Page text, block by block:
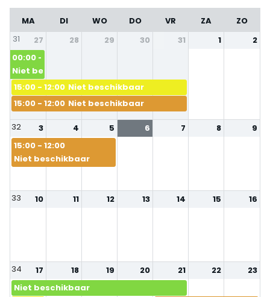
MA DI WO DO VR ZA
ZO
31
27
00:00 - 12:00
Niet beschikbaar
15:00 - 12:00 Niet beschikbaar
15:00 - 12:00 Niet beschikbaar
28 29 30 31 1 2
32
3
15:00 - 12:00
Niet beschikbaar
4 5 6 7 8 9
33 10 11 12 13 14 15 16
34
17
Niet beschikbaar
18 19 20 21 22 23